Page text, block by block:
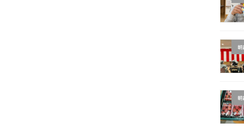
朝
朝